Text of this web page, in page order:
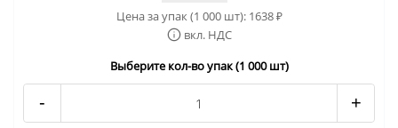
Цена за упак (1 000 шт): 1638₽
вкл. НДС
Выберите кол-во упак (1 000 шт)
- +